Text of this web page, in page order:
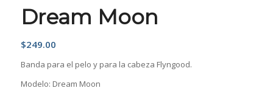
Dream Moon
$249.00
Banda para el pelo y para la cabeza Flyngood.
Modelo: Dream Moon